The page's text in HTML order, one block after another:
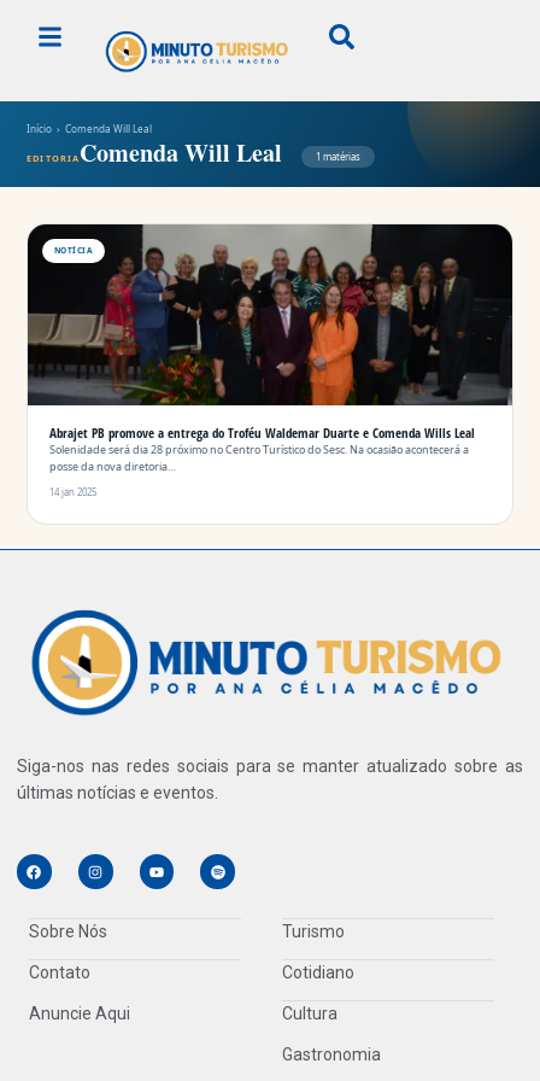
Início › Comenda Will Leal
EDITORIA Comenda Will Leal 1 matérias
NOTÍCIA
Abrajet PB promove a entrega do Troféu Waldemar Duarte e Comenda Wills Leal
Solenidade será dia 28 próximo no Centro Turístico do Sesc. Na ocasião acontecerá a
posse da nova diretoria…
14 jan 2025
Siga-nos nas redes sociais para se manter atualizado sobre as
últimas notícias e eventos.
Sobre Nós
Contato
Anuncie Aqui
Turismo
Cotidiano
Cultura
Gastronomia